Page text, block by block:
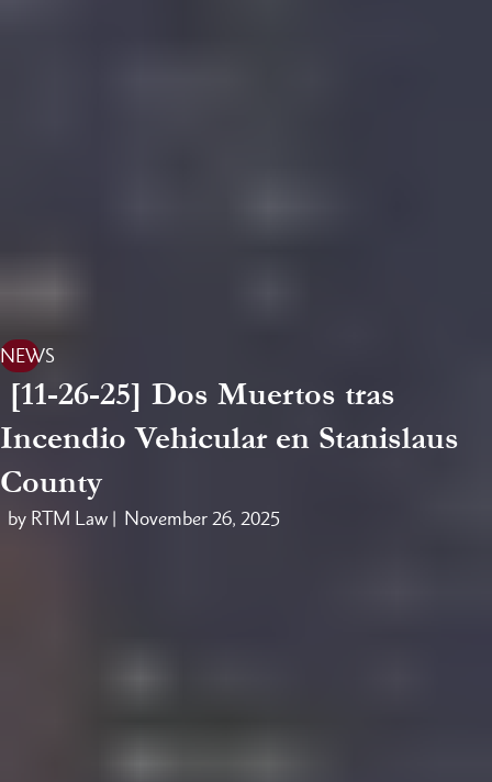
NEWS
[11-26-25] Dos Muertos tras
Incendio Vehicular en Stanislaus
County
by RTM Law | November 26, 2025